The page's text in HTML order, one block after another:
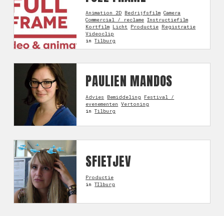
Animation 2D Bedrijfsfilm Camera
Commercial / reclame Instructiefilm
Kortfilm Licht Productie Registratie
Videoclip
inTilburg
PAULIEN MANDOS
Advies Bemiddeling
Festival /
evenementen Vertoning
inTilburg
SFIETJEV
Productie
inTIlburg